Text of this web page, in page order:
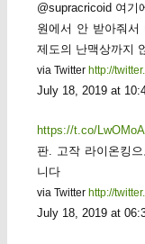
@supracricoid 여기
원에서 안 받아줘
제도의 난맥상까지
via Twitter http://
July 18, 2019 at
https://t.co/
판. 고작 라이온킹
니다
via Twitter http://
July 18, 2019 at